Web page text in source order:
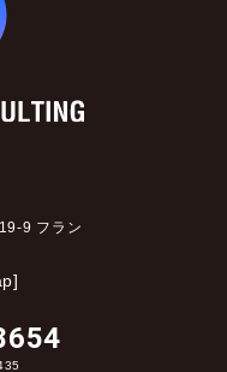
9 フラン